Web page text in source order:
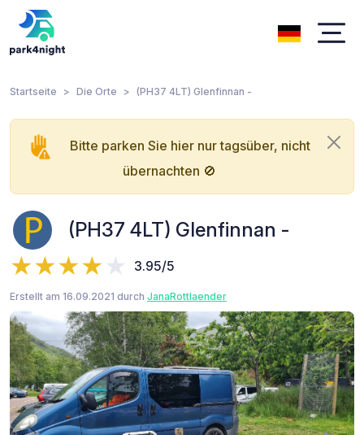
Startseite Die Orte (PH37 4LT) Glenfinnan -
Bitte parken Sie hier nur tagsüber, nicht
übernachten 🚫
(PH37 4LT) Glenfinnan -
3.95/5
Erstellt am 16.09.2021 durch JanaRottlaender